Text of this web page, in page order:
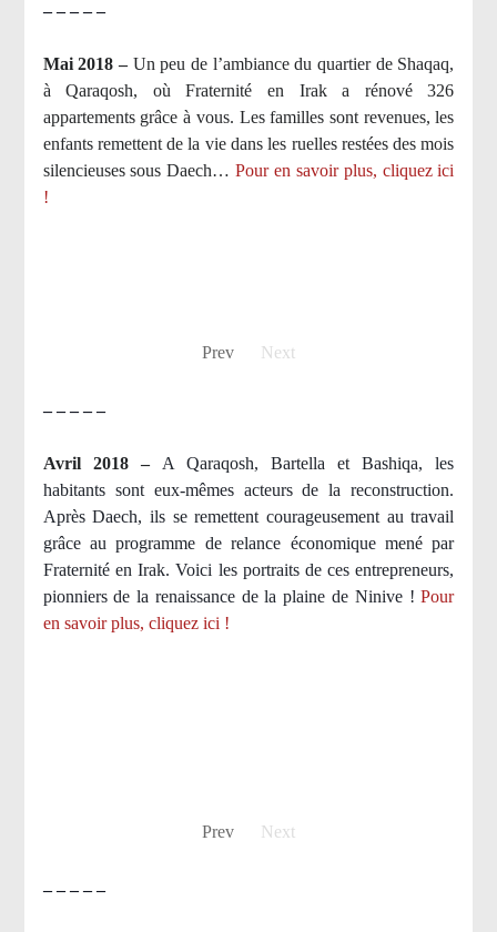
– – – – –
Mai 2018 – Un peu de l’ambiance du quartier de Shaqaq,
à Qaraqosh, où Fraternité en Irak a rénové 326
appartements grâce à vous. Les familles sont revenues, les
enfants remettent de la vie dans les ruelles restées des mois
silencieuses sous Daech… Pour en savoir plus, cliquez ici
!
Prev Next
– – – – –
Avril 2018 – A Qaraqosh, Bartella et Bashiqa, les
habitants sont eux-mêmes acteurs de la reconstruction.
Après Daech, ils se remettent courageusement au travail
grâce au programme de relance économique mené par
Fraternité en Irak. Voici les portraits de ces entrepreneurs,
pionniers de la renaissance de la plaine de Ninive !Pour
en savoir plus, cliquez ici !
Prev Next
– – – – –